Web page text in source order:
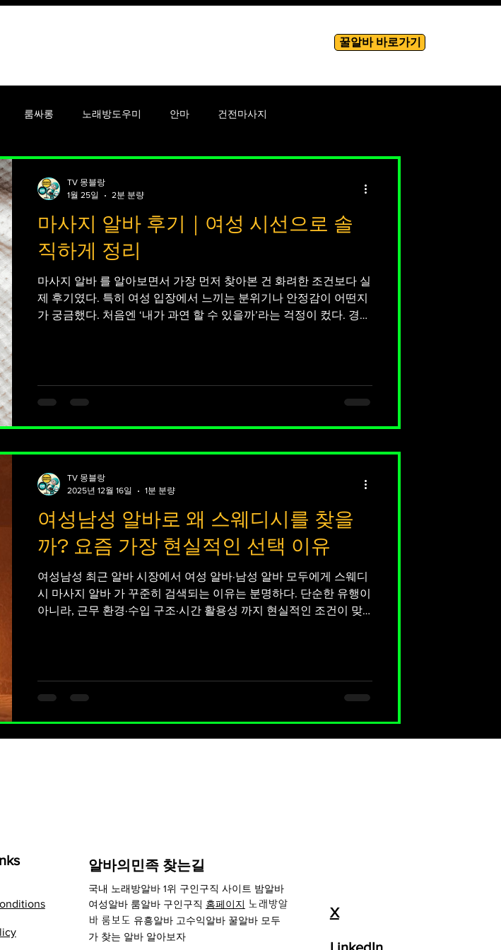
꿀알바 바로가기
룸싸롱 노래방도우미 안마 건전마사지
알바
지 여성잡지 여성들 여성남성
마사지 알바 후기｜여성 시선으로 솔
직하게 정리
마사지 알바 를 알아보면서 가장 먼저 찾아본 건 화려한 조건보다 실
제 후기였다. 특히 여성 입장에서 느끼는 분위기나 안정감이 어떤지
가 궁금했다. 처음엔 ‘내가 과연 할 수 있을까’라는 걱정이 컸다. 경험
별한 기술이 있어야만 가능한 일이기보다는, 정해진 관리 동작과 루
틴을 익혀 반복하는 구조였다. 처음 며칠은 손에 힘이 들어가고 몸이
점에서 생각보다 할 만하다는 느낌을 받았다. 여성 시선에서 가장 크
매니저가 중간에서 잘 조율해 주는지에 따라 만족도가 확연히 달
TV 몽블랑
1월 25일
2분 분량
여성남성 알바로 왜 스웨디시를 찾을
까? 요즘 가장 현실적인 선택 이유
여성남성 최근 알바 시장에서 여성 알바·남성 알바 모두에게 스웨디
시 마사지 알바 가 꾸준히 검색되는 이유는 분명하다. 단순한 유행이
아니라, 근무 환경·수입 구조·시간 활용성 까지 현실적인 조건이 맞
사람들 에게도 선택지가 되고 있다.고객층이 다양해지면서 성별보
다는 관리 스타일·커뮤니케이션 능력 이 더 중요해진 환경이다. 여성
TV 몽블랑
2025년 12월 16일
1분 분량
​알바의민족 찾는길
국내 노래방알바1위 구인구직 사이트 밤알바
여성알바 룸알바 구인구직 홈페이지 노래방알
바 룸보도 유흥알바고수익알바 꿀알바 모두
가 찾는 알바 알아보자
X